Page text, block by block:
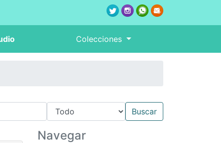
Colecciones
Navegar